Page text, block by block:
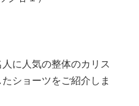
に人気の整体のカリス
ショーツをご紹介しま